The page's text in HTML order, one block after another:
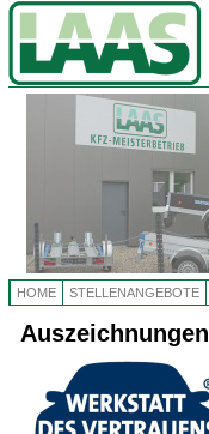
HOME STELLENANGEBOTE
Auszeichnungen